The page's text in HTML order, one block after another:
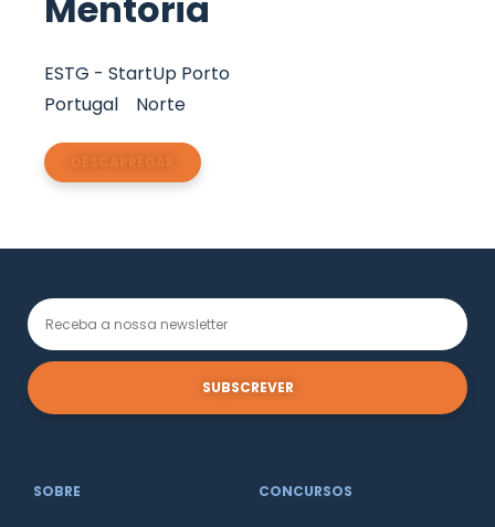
ESTG - StartUp Porto
Portugal
Norte
DESCARREGAR
SUBSCREVER
SOBRE CONCURSOS